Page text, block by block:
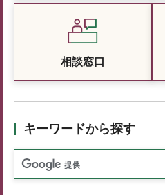
相談窓口
キーワードから探す